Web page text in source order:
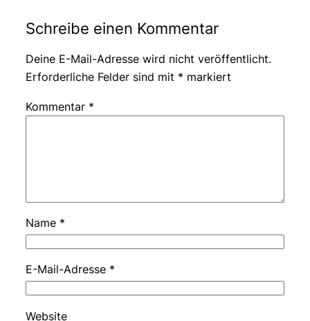
Schreibe einen Kommentar
Deine E-Mail-Adresse wird nicht veröffentlicht.
Erforderliche Felder sind mit * markiert
Kommentar *
Name *
E-Mail-Adresse *
Website